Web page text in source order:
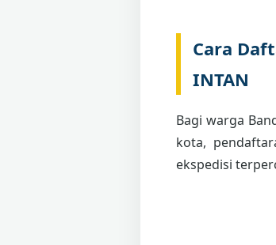
Cara
INTAN
Bagi warga
kota,
ekspedisi